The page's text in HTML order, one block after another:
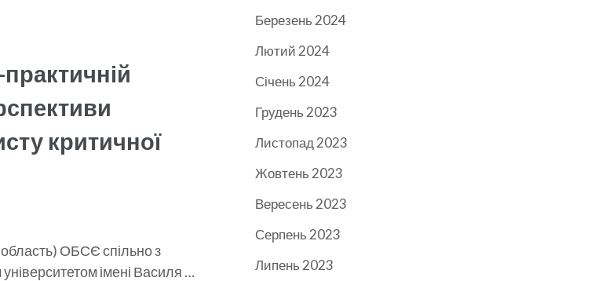
критичної
область) ОБСЄ спільно з
імені Василя …
Березень 2024
Лютий 2024
Січень 2024
Грудень 2023
Листопад 2023
Жовтень 2023
Вересень 2023
Серпень 2023
Липень 2023